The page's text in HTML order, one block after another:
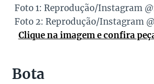
Foto 1: Reprodução/Instagram
Foto 2: Reprodução/Instagram
Clique na imagem e confira
Bota